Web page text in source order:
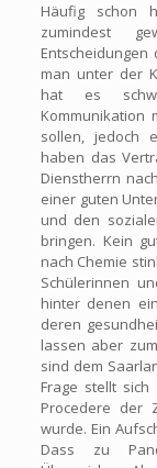
Häufig schon
zumindest
man unter der
hat es
Kommunikation
sollen, jedoch
haben das
Dienstherrn
einer guten
und den
bringen. Kein
nach Chemie
Schülerinnen
hinter denen
deren
lassen aber
sind dem
Frage stellt
Procedere der
wurde. Ein
Dass zu